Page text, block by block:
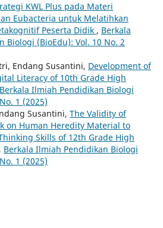
KWL Plus pada Materi
Eubacteria untuk Melatihkan
Peserta Didik , Berkala
Biologi (BioEdu): Vol. 10 No. 2
Endang Susantini, Development of
Literacy of 10th Grade High
Berkala Ilmiah Pendidikan Biologi
1 (2025)
Susantini, The Validity of
on Human Heredity Material to
Skills of 12th Grade High
, Berkala Ilmiah Pendidikan Biologi
1 (2025)